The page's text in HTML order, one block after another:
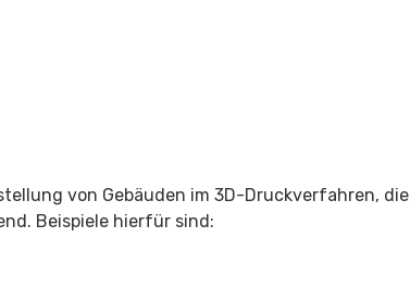
von Gebäuden im 3D-Druckverfahren, die
Beispiele hierfür sind: